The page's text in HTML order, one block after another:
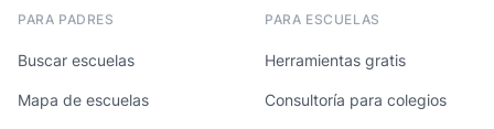
PARA PADRES
Buscar escuelas
Mapa de escuelas
PARA ESCUELAS
Herramientas gratis
Consultoría para colegios